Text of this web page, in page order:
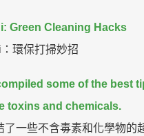
Green Cleaning Hacks
環保打掃妙招
some of the best
toxins and chemicals.
了一些不含毒素和化學物的